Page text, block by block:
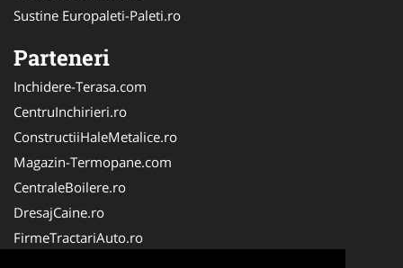
Sustine Europaleti-Paleti.ro
Parteneri
Inchidere-Terasa.com
CentruInchirieri.ro
ConstructiiHaleMetalice.ro
Magazin-Termopane.com
CentraleBoilere.ro
DresajCaine.ro
FirmeTractariAuto.ro